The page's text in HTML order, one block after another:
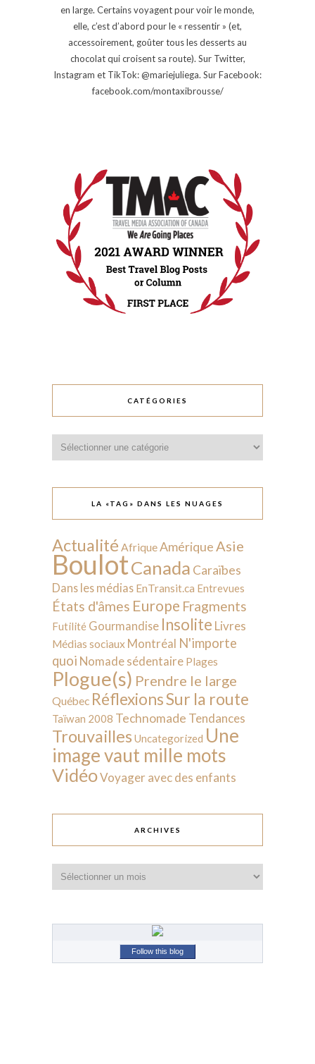
en large. Certains voyagent pour voir le monde,
elle, c’est d’abord pour le « ressentir » (et,
accessoirement, goûter tous les desserts au
chocolat qui croisent sa route). Sur Twitter,
Instagram et TikTok: @mariejuliega. Sur Facebook:
facebook.com/montaxibrousse/
CATÉGORIES
LA «TAG» DANS LES NUAGES
Actualité AfriqueAmérique Asie
BoulotCanada Caraïbes
Dans les médias EnTransit.ca Entrevues
États d'âmes Europe Fragments
Futilité Gourmandise Insolite Livres
Médias sociaux Montréal N'importe
quoi Nomade sédentaire Plages
Plogue(s) Prendre le large
Québec RéflexionsSur la route
Taïwan 2008 Technomade Tendances
Trouvailles Uncategorized Une
image vaut mille mots
VidéoVoyager avec des enfants
ARCHIVES
Follow this blog